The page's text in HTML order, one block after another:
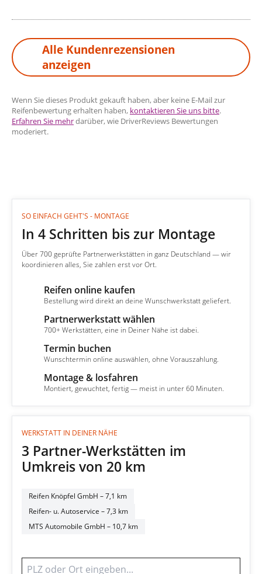
Alle Kundenrezensionen
anzeigen
Wenn Sie dieses Produkt gekauft haben, aber keine E-Mail zur
Reifenbewertung erhalten haben, kontaktieren Sie uns bitte.
Erfahren Sie mehrdarüber, wie DriverReviews Bewertungen
moderiert.
SO EINFACH GEHT'S - MONTAGE
In 4 Schritten bis zur Montage
Über 700 geprüfte Partnerwerkstätten in ganz Deutschland — wir
koordinieren alles, Sie zahlen erst vor Ort.
Reifen online kaufen
Bestellung wird direkt an deine Wunschwerkstatt geliefert.
Partnerwerkstatt wählen
700+ Werkstätten, eine in Deiner Nähe ist dabei.
Termin buchen
Wunschtermin online auswählen, ohne Vorauszahlung.
Montage & losfahren
Montiert, gewuchtet, fertig — meist in unter 60 Minuten.
WERKSTATT IN DEINER NÄHE
3 Partner-Werkstätten im
Umkreis von 20 km
Reifen Knöpfel GmbH – 7,1 km
Reifen- u. Autoservice – 7,3 km
MTS Automobile GmbH – 10,7 km